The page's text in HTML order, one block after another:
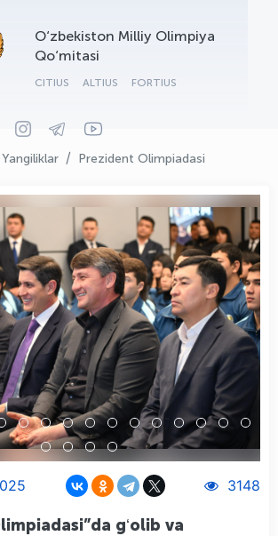
O‘zbekiston Milliy Olimpiya
Qo‘mitasi
CITIUS ALTIUS FORTIUS
Yangiliklar Prezident Olimpiadasi
3148
gʻolib va
AI - yordamchi